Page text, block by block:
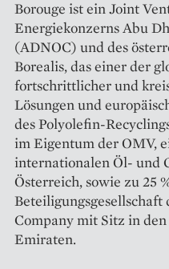
Borouge ist ein Joint
Energiekonzerns Abu
(ADNOC) und des
Borealis, das einer der
fortschrittlicher und
Lösungen und
des Polyolefin-­
im Eigentum der OMV,
internationalen Öl- und
Österreich, sowie zu 25
Company mit Sitz in
Emiraten.